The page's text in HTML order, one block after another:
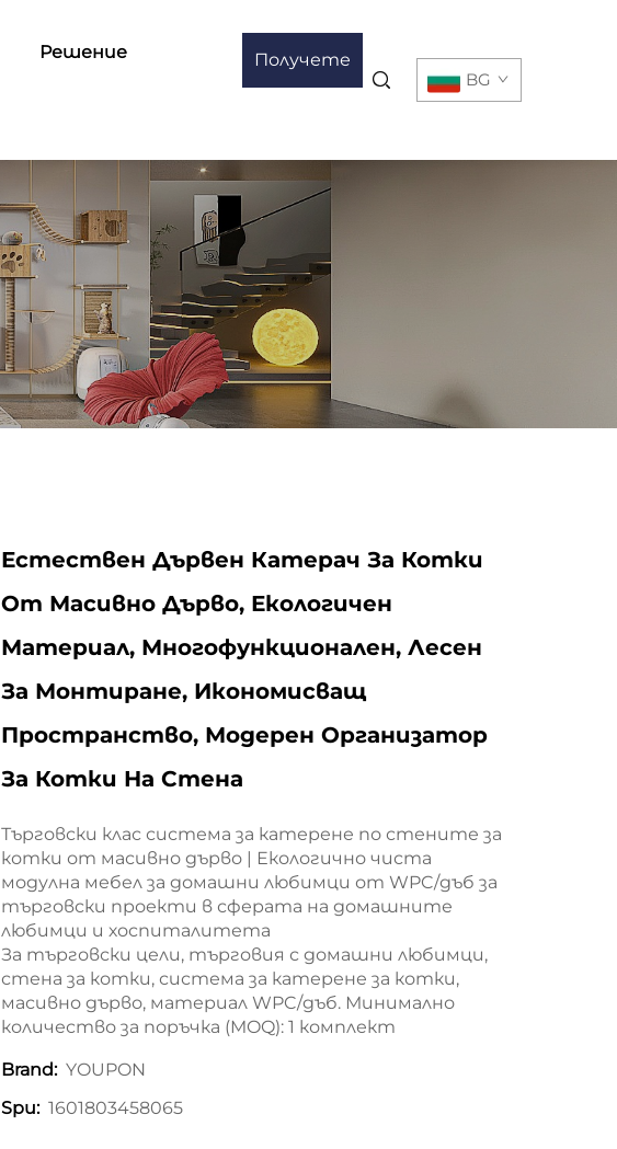
Решение Получете
BG
Естествен Дървен Катерач За Котки
От Масивно Дърво, Екологичен
Материал, Многофункционален, Лесен
За Монтиране, Икономисващ
Пространство, Модерен Организатор
За Котки На Стена
Търговски клас система за катерене по стените за
котки от масивно дърво | Екологично чиста
модулна мебел за домашни любимци от WPC/дъб за
търговски проекти в сферата на домашните
любимци и хоспиталитета
За търговски цели, търговия с домашни любимци,
стена за котки, система за катерене за котки,
масивно дърво, материал WPC/дъб. Минимално
количество за поръчка (MOQ): 1 комплект
Brand: YOUPON
Spu: 1601803458065